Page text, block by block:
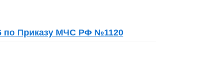
по Приказу МЧС РФ №1120